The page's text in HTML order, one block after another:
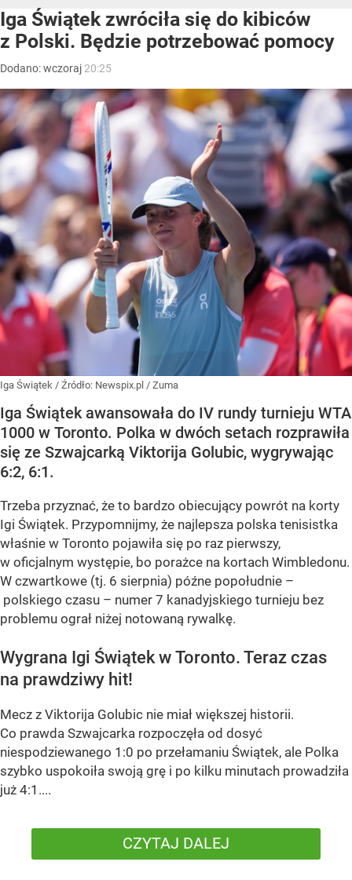
Iga Świątek zwróciła się do kibiców
z Polski. Będzie potrzebować pomocy
Dodano:wczoraj 20:25
Iga Świątek / Źródło: Newspix.pl / Zuma
Iga Świątek awansowała do IV rundy turnieju WTA
1000 w Toronto. Polka w dwóch setach rozprawiła
się ze Szwajcarką Viktorija Golubic, wygrywając
6:2, 6:1.
Trzeba przyznać, że to bardzo obiecujący powrót na korty
Igi Świątek. Przypomnijmy, że najlepsza polska tenisistka
właśnie w Toronto pojawiła się po raz pierwszy,
w oficjalnym występie, bo porażce na kortach Wimbledonu.
W czwartkowe (tj. 6 sierpnia) późne popołudnie –
polskiego czasu – numer 7 kanadyjskiego turnieju bez
problemu ograł niżej notowaną rywalkę.
Wygrana Igi Świątek w Toronto. Teraz czas
na prawdziwy hit!
Mecz z Viktorija Golubic nie miał większej historii.
Co prawda Szwajcarka rozpoczęła od dosyć
niespodziewanego 1:0 po przełamaniu Świątek, ale Polka
szybko uspokoiła swoją grę i po kilku minutach prowadziła
już 4:1....
CZYTAJ DALEJ